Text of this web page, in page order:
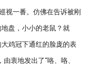
视一番。仿佛在告诉被刚
盘，小小的老鼠？就
鸡冠下通红的脸庞的表
衷地发出了“咯、咯、